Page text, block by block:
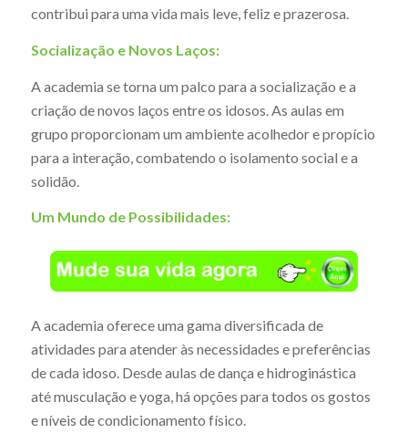
contribui para uma vida mais leve, feliz e prazerosa.
Socialização e Novos Laços:
A academia se torna um palco para a socialização e a
criação de novos laços entre os idosos. As aulas em
grupo proporcionam um ambiente acolhedor e propício
para a interação, combatendo o isolamento social e a
solidão.
Um Mundo de Possibilidades:
A academia oferece uma gama diversificada de
atividades para atender às necessidades e preferências
de cada idoso. Desde aulas de dança e hidroginástica
até musculação e yoga, há opções para todos os gostos
e níveis de condicionamento físico.